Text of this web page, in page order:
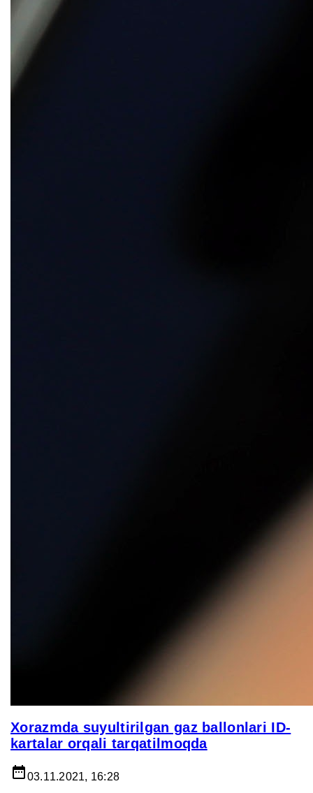
Xorazmda suyultirilgan gaz ballonlari ID-
kartalar orqali tarqatilmoqda
date_range03.11.2021, 16:28